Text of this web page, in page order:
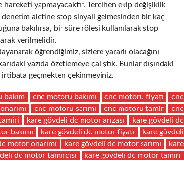
yapmayacaktır. Tercihen ekip değişiklik
denetim aletine stop sinyali gelmesinden bir kaç
bakılırsa, bir süre rölesi kullanılarak stop
verilmelidir.
öğrendiğimiz, sizlere yararlı olacağını
yazıda özetlemeye çalıştık. Bunlar dışındaki
irtibata geçmekten çekinmeyiniz.
bakım cnc motoru bakımı cnc motoru fiyatı
cnc
cnc motoru sarımı cnc motoru tamir
cnc
kare gövdeli dc motor arızası
kare gövdeli dc
bakımı kare gövdeli dc motor fiyatı
kare gövdeli
motor onarımı kare gövdeli dc motor sarımı
kare
dc motor tamircisi kare gövdeli dc motor tamiri